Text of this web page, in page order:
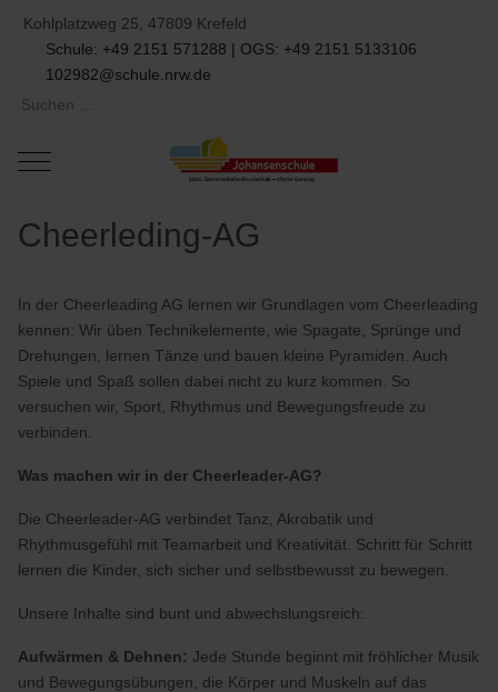
Kohlplatzweg 25, 47809 Krefeld
Schule: +49 2151 571288 | OGS: +49 2151 5133106
102982@schule.nrw.de
Mobile Menu Toggle
Cheerleding-AG
In der Cheerleading AG lernen wir Grundlagen vom Cheerleading
kennen: Wir üben Technikelemente, wie Spagate, Sprünge und
Drehungen, lernen Tänze und bauen kleine Pyramiden. Auch
Spiele und Spaß sollen dabei nicht zu kurz kommen. So
versuchen wir, Sport, Rhythmus und Bewegungsfreude zu
verbinden.
Was machen wir in der Cheerleader-AG?
Die Cheerleader-AG verbindet Tanz, Akrobatik und
Rhythmusgefühl mit Teamarbeit und Kreativität. Schritt für Schritt
lernen die Kinder, sich sicher und selbstbewusst zu bewegen.
Unsere Inhalte sind bunt und abwechslungsreich:
Aufwärmen & Dehnen: Jede Stunde beginnt mit fröhlicher Musik
und Bewegungsübungen, die Körper und Muskeln auf das